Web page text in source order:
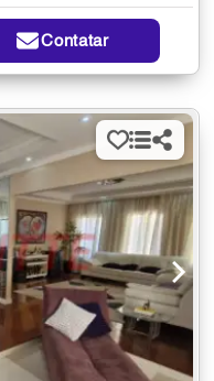
Contatar